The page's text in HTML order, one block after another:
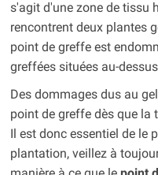
s'agit d'une zone de tissu
rencontrent deux plantes
point de greffe est
greffées situées au-
Des dommages dus au
point de greffe dès que la
Il est donc essentiel de le
plantation, veillez à